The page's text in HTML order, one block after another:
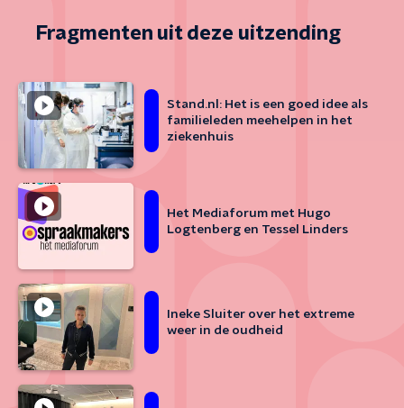
Fragmenten uit deze uitzending
Stand.nl: Het is een goed idee als
familieleden meehelpen in het
ziekenhuis
Het Mediaforum met Hugo
Logtenberg en Tessel Linders
Ineke Sluiter over het extreme
weer in de oudheid